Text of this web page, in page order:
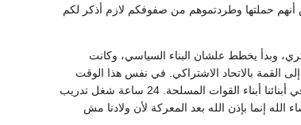
حملتها وطردتموهم من صفوفكم لازم أذكر لكم
وبدأ يخطط علشان البناء السياسي، وكانت
30 مارس وحصل انتخابات من القاعدة إلى القمة بالاتحاد الاشتراكي. في نفس هذا الوقت
وبالتوازي تماماً كان ماشي البناء العسكري. البناء السياسي ماشي والبناء العسكري ماشي بأقوى وبكل قطرة دم في أبنائنا أبناء القوات المسلحة. 24 ساعة شغل تدريب
إنما بإذن الله بعد المعركة لأن ولادنا مش